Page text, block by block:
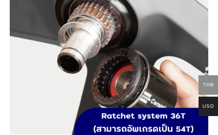
THB
USD